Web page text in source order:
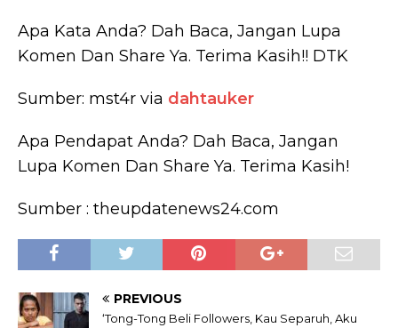
Apa Kata Anda? Dah Baca, Jangan Lupa
Komen Dan Share Ya. Terima Kasih!! DTK
Sumber: mst4r via dahtauker
Apa Pendapat Anda? Dah Baca, Jangan
Lupa Komen Dan Share Ya. Terima Kasih!
Sumber : theupdatenews24.com
PREVIOUS
‘Tong-Tong Beli Followers, Kau Separuh, Aku